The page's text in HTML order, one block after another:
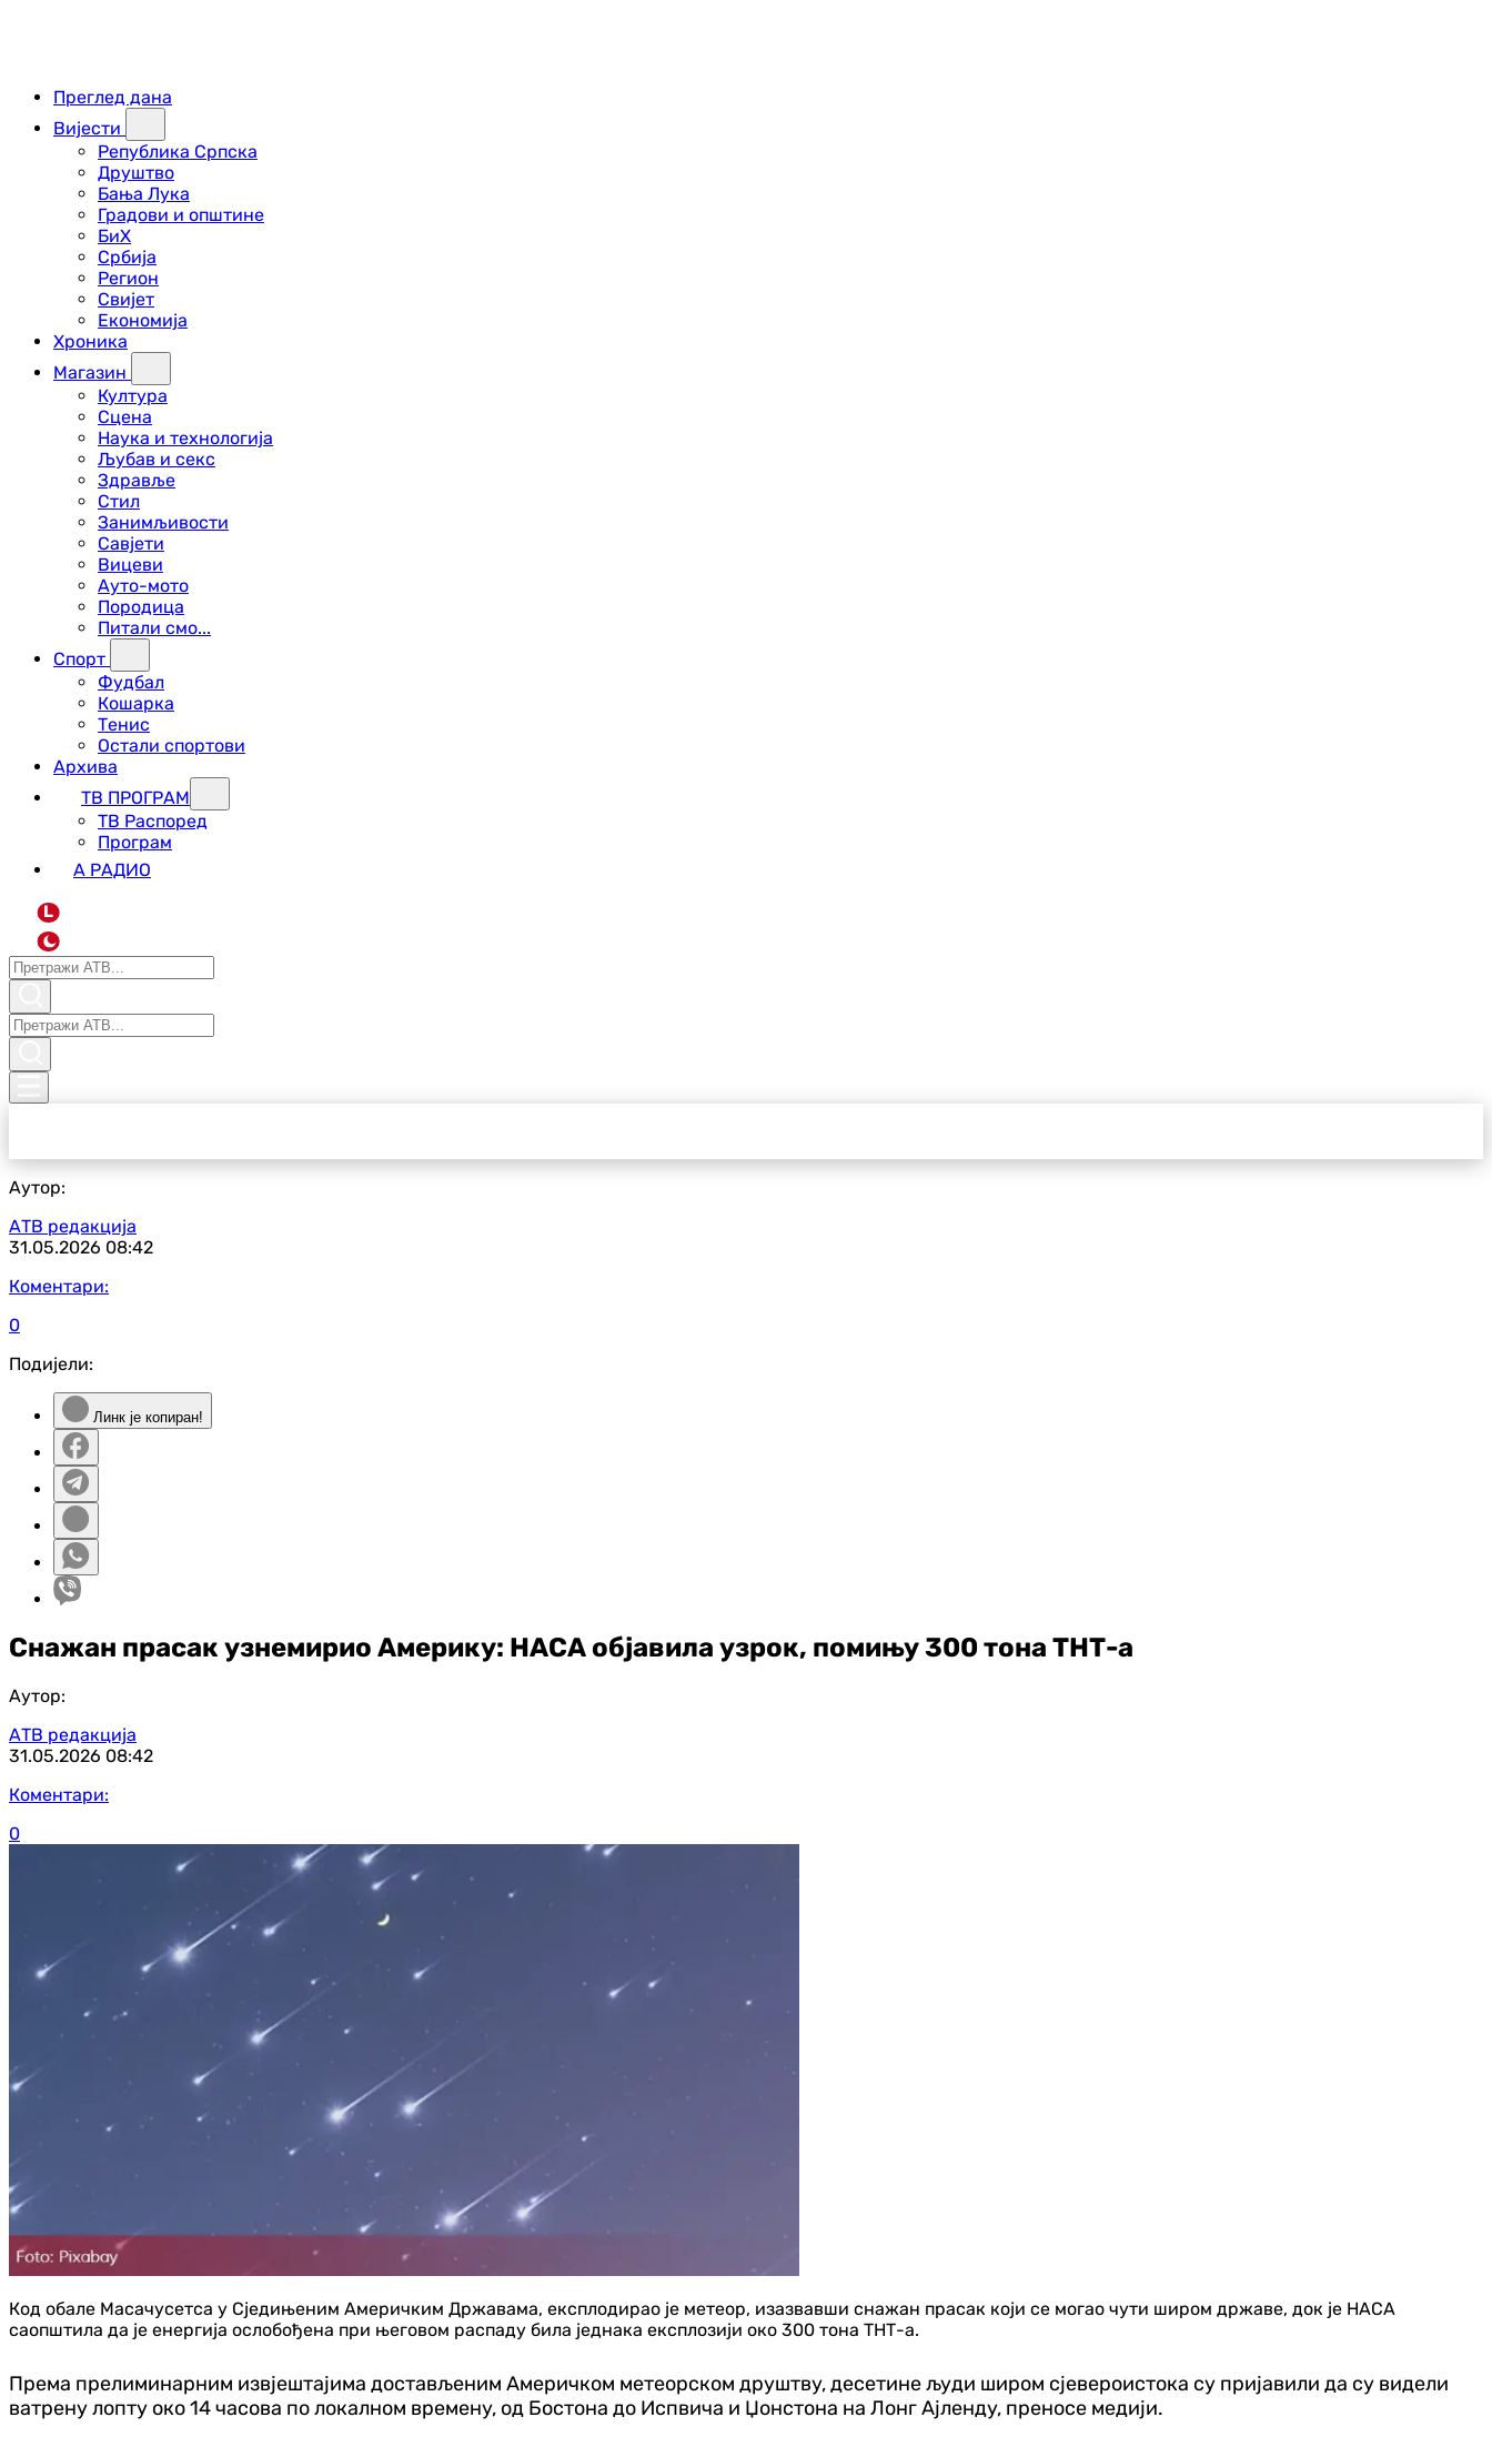
Преглед дана
Вијести
Република Српска
Друштво
Бања Лука
Градови и општине
БиХ
Србија
Регион
Свијет
Економија
Хроника
Магазин
Култура
Сцена
Наука и технологија
Љубав и секс
Здравље
Стил
Занимљивости
Савјети
Вицеви
Ауто-мото
Породица
Питали смо...
Спорт
Фудбал
Кошарка
Тенис
Остали спортови
Архива
ТВ ПРОГРАМ
ТВ Распоред
Програм
А РАДИО
L
Аутор:
АТВ редакција
31.05.2026 08:42
Коментари:
0
Подијели:
Линк је копиран!
Снажан прасак узнемирио Америку: НАСА објавила узрок, помињу 300 тона ТНТ-а
Аутор:
АТВ редакција
31.05.2026 08:42
Коментари:
0
Код обале Масачусетса у Сједињеним Америчким Државама, експлодирао је метеор, изазвавши снажан прасак који се могао чути широм државе, док је НАСА
саопштила да је енергија ослобођена при његовом распаду била једнака експлозији око 300 тона ТНТ-а.
Према прелиминарним извјештајима достављеним Америчком метеорском друштву, десетине људи широм сјевероистока су пријавили да су видели
ватрену лопту око 14 часова по локалном времену, од Бостона до Испвича и Џонстона на Лонг Ајленду, преносе медији.